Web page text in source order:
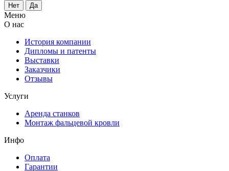
Нет Да
Меню
О нас
История компании
Дипломы и патенты
Выставки
Заказчики
Отзывы
Услуги
Аренда станков
Монтаж фальцевой кровли
Инфо
Оплата
Гарантии